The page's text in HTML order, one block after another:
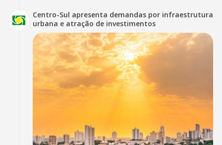
Centro-Sul apresenta demandas por infraestrutura
urbana e atração de investimentos